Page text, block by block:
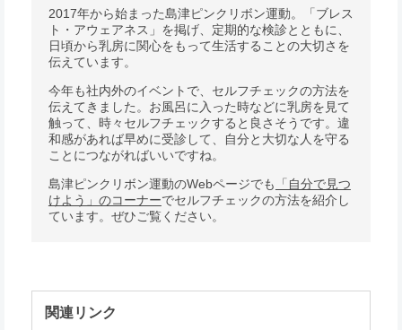
2017年から始まった島津ピンクリボン運動。「ブレス
ト・アウェアネス」を掲げ、定期的な検診とともに、
日頃から乳房に関心をもって生活することの大切さを
伝えています。
今年も社内外のイベントで、セルフチェックの方法を
伝えてきました。お風呂に入った時などに乳房を見て
触って、時々セルフチェックすると良さそうです。違
和感があれば早めに受診して、自分と大切な人を守る
ことにつながればいいですね。
島津ピンクリボン運動のWebページでも
「自分で見つ
けよう」のコーナーでセルフチェックの方法を紹介し
ています。ぜひご覧ください。
関連リンク